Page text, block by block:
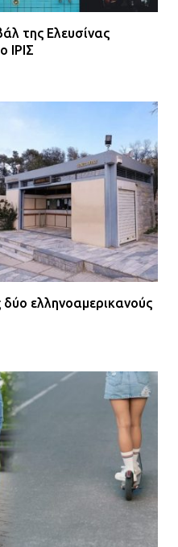
την οδό Άρεως –
90 χλμ. μέσα στη
της Ελευσίνας
ΙΡΙΣ
δύο ελληνοαμερικανούς